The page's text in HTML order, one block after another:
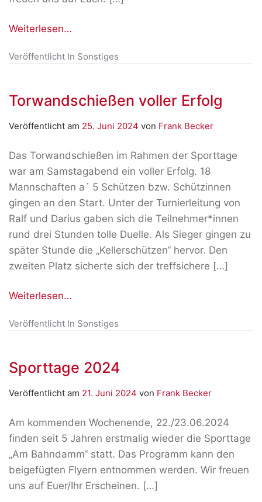
Weiterlesen…
Veröffentlicht In Sonstiges
Torwandschießen voller Erfolg
Veröffentlicht am 25. Juni 2024 von Frank Becker
Das Torwandschießen im Rahmen der Sporttage
war am Samstagabend ein voller Erfolg. 18
Mannschaften a´ 5 Schützen bzw. Schützinnen
gingen an den Start. Unter der Turnierleitung von
Ralf und Darius gaben sich die Teilnehmer*innen
rund drei Stunden tolle Duelle. Als Sieger gingen zu
später Stunde die „Kellerschützen“ hervor. Den
zweiten Platz sicherte sich der treffsichere […]
Weiterlesen…
Veröffentlicht In Sonstiges
Sporttage 2024
Veröffentlicht am 21. Juni 2024 von Frank Becker
Am kommenden Wochenende, 22./23.06.2024
finden seit 5 Jahren erstmalig wieder die Sporttage
„Am Bahndamm“ statt. Das Programm kann den
beigefügten Flyern entnommen werden. Wir freuen
uns auf Euer/Ihr Erscheinen. […]